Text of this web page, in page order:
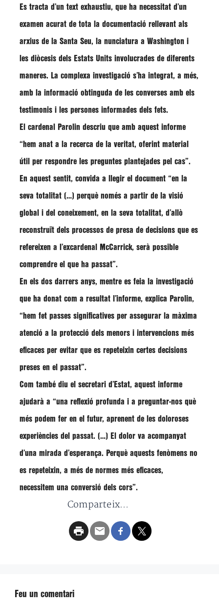
Es tracta d’un text exhaustiu, que ha necessitat d’un
examen acurat de tota la documentació rellevant als
arxius de la Santa Seu, la nunciatura a Washington i
les diòcesis dels Estats Units involucrades de diferents
maneres. La complexa investigació s’ha integrat, a més,
amb la informació obtinguda de les converses amb els
testimonis i les persones informades dels fets.
El cardenal Parolin descriu que amb aquest informe
“hem anat a la recerca de la veritat, oferint material
útil per respondre les preguntes plantejades pel cas”.
En aquest sentit, convida a llegir el document “en la
seva totalitat (…) perquè només a partir de la visió
global i del coneixement, en la seva totalitat, d’allò
reconstruït dels processos de presa de decisions que es
refereixen a l’excardenal McCarrick, serà possible
comprendre el que ha passat”.
En els dos darrers anys, mentre es feia la investigació
que ha donat com a resultat l’informe, explica Parolin,
“hem fet passes significatives per assegurar la màxima
atenció a la protecció dels menors i intervencions més
eficaces per evitar que es repeteixin certes decisions
preses en el passat”.
Com també diu el secretari d’Estat, aquest informe
ajudarà a “una reflexió profunda i a preguntar-nos què
més podem fer en el futur, aprenent de les doloroses
experiències del passat. (…) El dolor va acompanyat
d’una mirada d’esperança. Perquè aquests fenòmens no
es repeteixin, a més de normes més eficaces,
necessitem una conversió dels cors”.
Comparteix...
Feu un comentari